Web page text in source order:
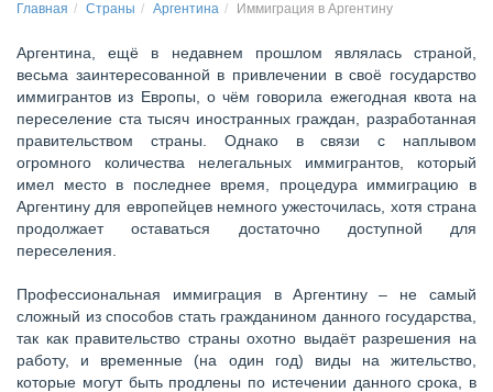
Главная Страны Аргентина Иммиграция в Аргентину
Аргентина, ещё в недавнем прошлом являлась страной,
весьма заинтересованной в привлечении в своё государство
иммигрантов из Европы, о чём говорила ежегодная квота на
переселение ста тысяч иностранных граждан, разработанная
правительством страны. Однако в связи с наплывом
огромного количества нелегальных иммигрантов, который
имел место в последнее время, процедура иммиграцию в
Аргентину для европейцев немного ужесточилась, хотя страна
продолжает оставаться достаточно доступной для
переселения.
Профессиональная иммиграция в Аргентину – не самый
сложный из способов стать гражданином данного государства,
так как правительство страны охотно выдаёт разрешения на
работу, и временные (на один год) виды на жительство,
которые могут быть продлены по истечении данного срока, в